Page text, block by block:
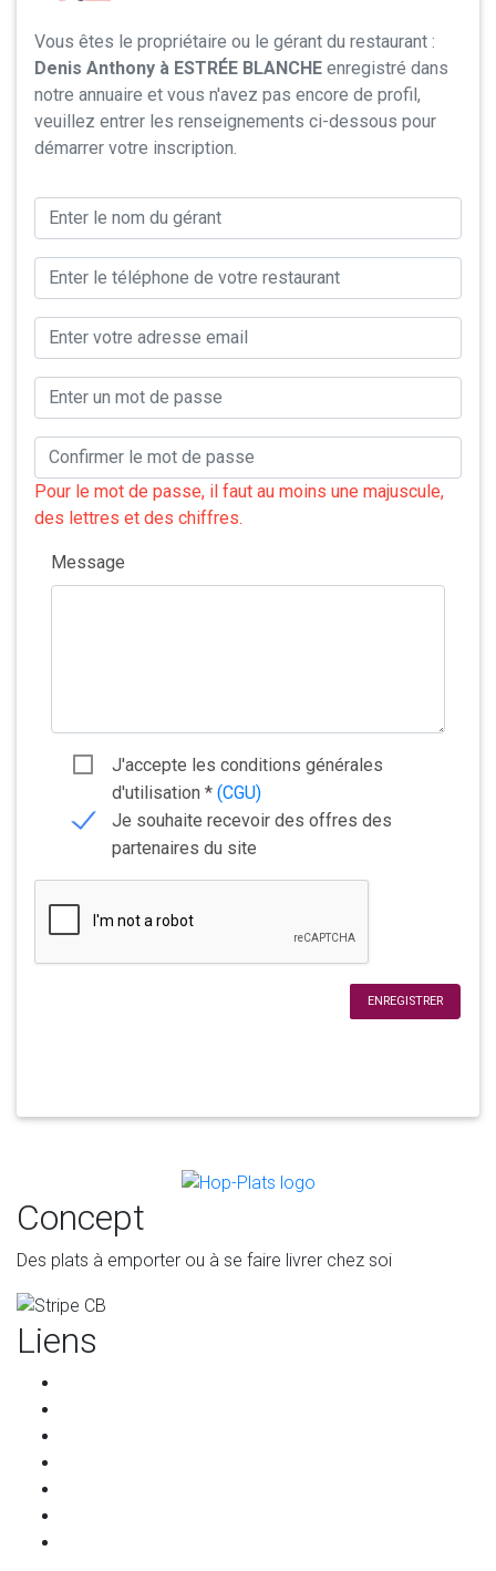
Vous êtes le propriétaire ou le gérant du restaurant :
Denis Anthony à ESTRÉE BLANCHE enregistré dans
notre annuaire et vous n'avez pas encore de profil,
veuillez entrer les renseignements ci-dessous pour
démarrer votre inscription.
Pour le mot de passe, il faut au moins une majuscule,
des lettres et des chiffres.
Message
J'accepte les conditions générales
d'utilisation * (CGU)
Je souhaite recevoir des offres des
partenaires du site
ENREGISTRER
Concept
Des plats à emporter ou à se faire livrer chez soi
Liens